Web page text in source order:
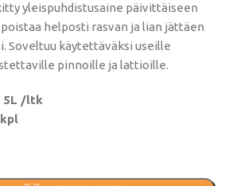
yleispuhdistusaine päivittäiseen
helposti rasvan ja lian jättäen
Soveltuu käytettäväksi useille
pinnoille ja lattioille.
5L /ltk